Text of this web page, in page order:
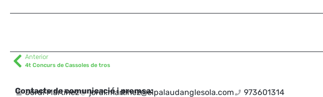
Anterior
4t Concurs de Cassoles de tros
Contacte de comunicació i premsa:
Jordi Martínez jordi.martinez@elpalaudanglesola.com 973601314